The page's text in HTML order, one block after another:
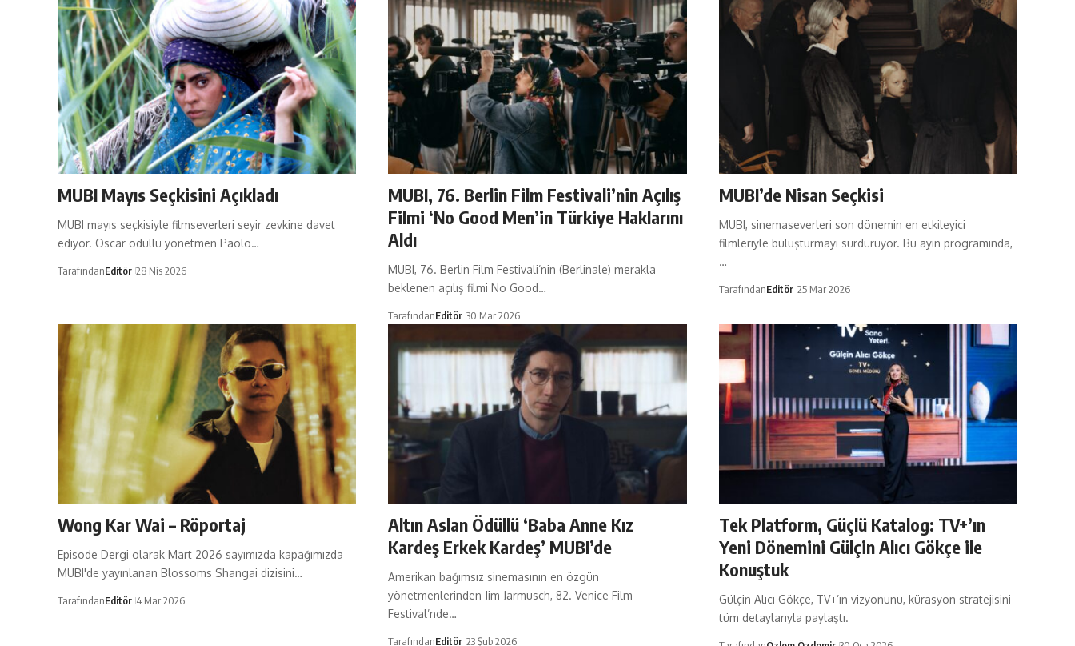
MUBI Mayıs Seçkisini Açıkladı
MUBI mayıs seçkisiyle filmseverleri seyir zevkine davet
ediyor. Oscar ödüllü yönetmen Paolo…
TarafındanEditör 28 Nis 2026
MUBI, 76. Berlin Film Festivali’nin Açılış
Filmi ‘No Good Men’in Türkiye Haklarını
Aldı
MUBI, 76. Berlin Film Festivali’nin (Berlinale) merakla
beklenen açılış filmi No Good…
TarafındanEditör 30 Mar 2026
MUBI’de Nisan Seçkisi
MUBI, sinemaseverleri son dönemin en etkileyici
filmleriyle buluşturmayı sürdürüyor. Bu ayın programında,
…
TarafındanEditör 25 Mar 2026
Wong Kar Wai – Röportaj
Episode Dergi olarak Mart 2026 sayımızda kapağımızda
MUBI'de yayınlanan Blossoms Shangai dizisini…
TarafındanEditör 4 Mar 2026
Altın Aslan Ödüllü ‘Baba Anne Kız
Kardeş Erkek Kardeş’ MUBI’de
Amerikan bağımsız sinemasının en özgün
yönetmenlerinden Jim Jarmusch, 82. Venice Film
Festival’nde…
TarafındanEditör 23 Şub 2026
Tek Platform, Güçlü Katalog: TV+’ın
Yeni Dönemini Gülçin Alıcı Gökçe ile
Konuştuk
Gülçin Alıcı Gökçe, TV+’ın vizyonunu, kürasyon stratejisini
tüm detaylarıyla paylaştı.